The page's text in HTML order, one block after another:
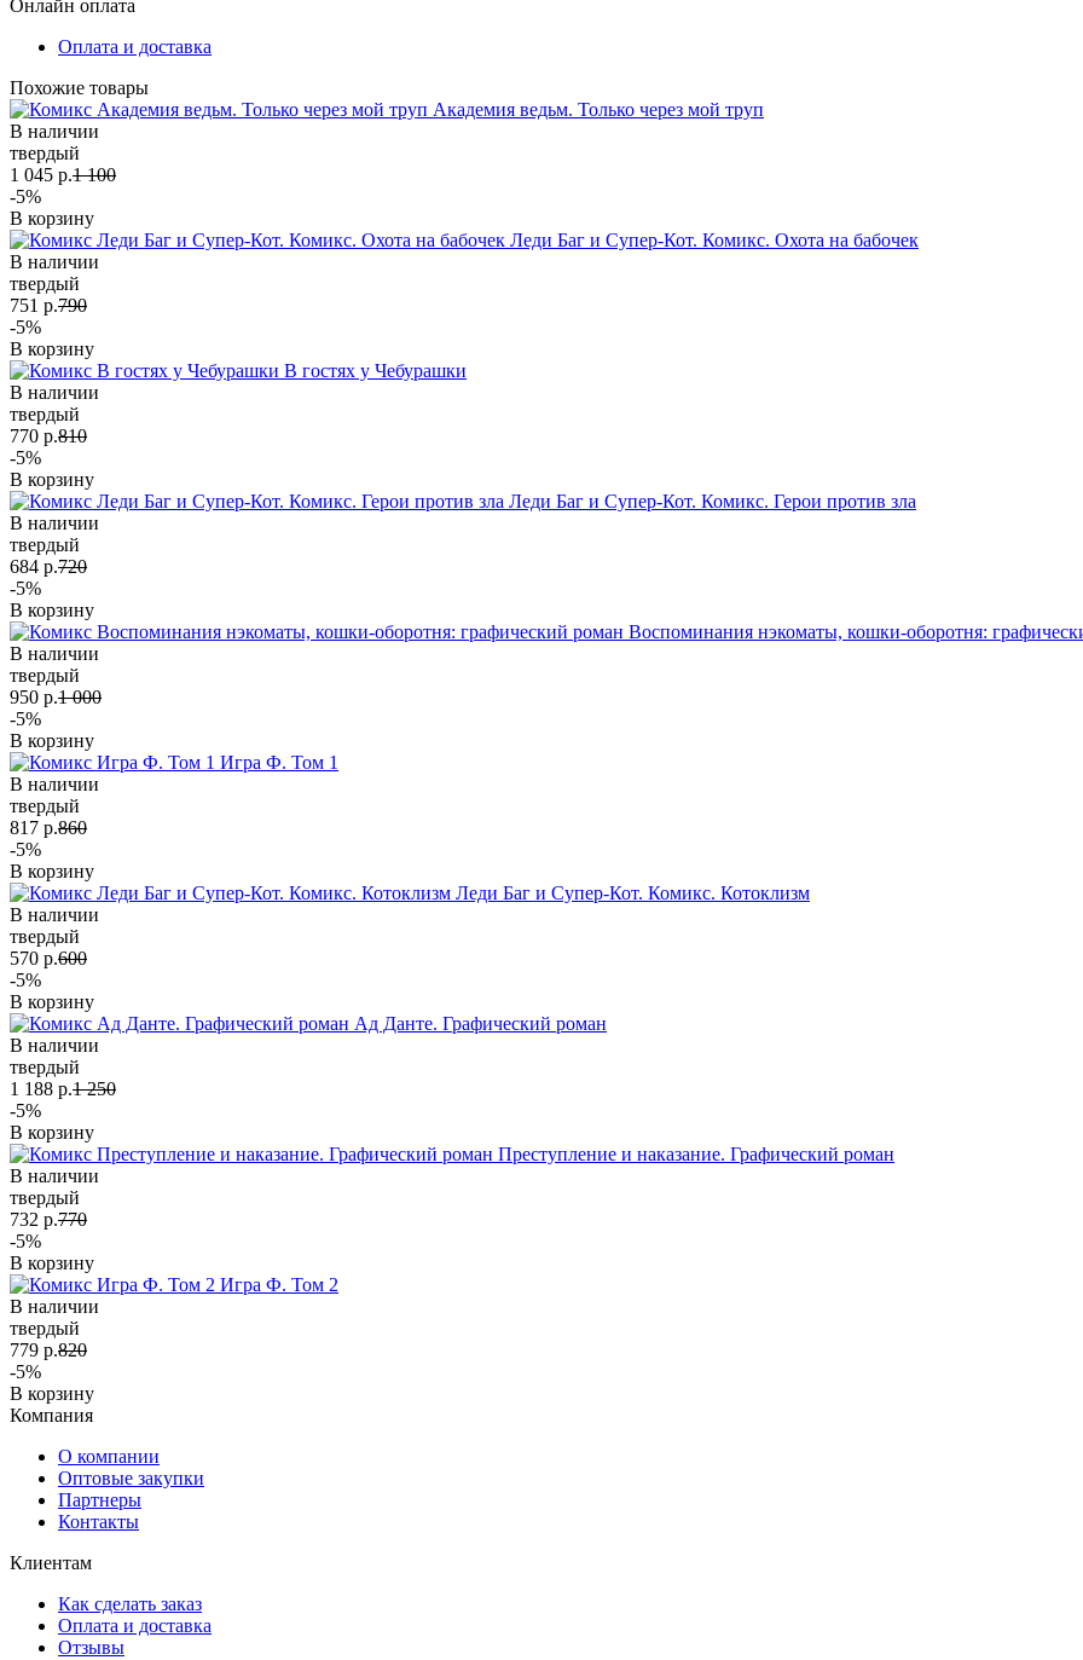
Онлайн оплата
Оплата и доставка
Похожие товары
Академия ведьм. Только через мой труп
В наличии
твердый
1 045 р.1 100
-5%
В корзину
Леди Баг и Супер-Кот. Комикс. Охота на бабочек
В наличии
твердый
751 р.790
-5%
В корзину
В гостях у Чебурашки
В наличии
твердый
770 р.810
-5%
В корзину
Леди Баг и Супер-Кот. Комикс. Герои против зла
В наличии
твердый
684 р.720
-5%
В корзину
Воспоминания нэкоматы, кошки-оборотня:
В наличии
твердый
950 р.1 000
-5%
В корзину
Игра Ф. Том 1
В наличии
твердый
817 р.860
-5%
В корзину
Леди Баг и Супер-Кот. Комикс. Котоклизм
В наличии
твердый
570 р.600
-5%
В корзину
Ад Данте. Графический роман
В наличии
твердый
1 188 р.1 250
-5%
В корзину
Преступление и наказание. Графический роман
В наличии
твердый
732 р.770
-5%
В корзину
Игра Ф. Том 2
В наличии
твердый
779 р.820
-5%
В корзину
Компания
О компании
Оптовые закупки
Партнеры
Контакты
Клиентам
Как сделать заказ
Оплата и доставка
Отзывы